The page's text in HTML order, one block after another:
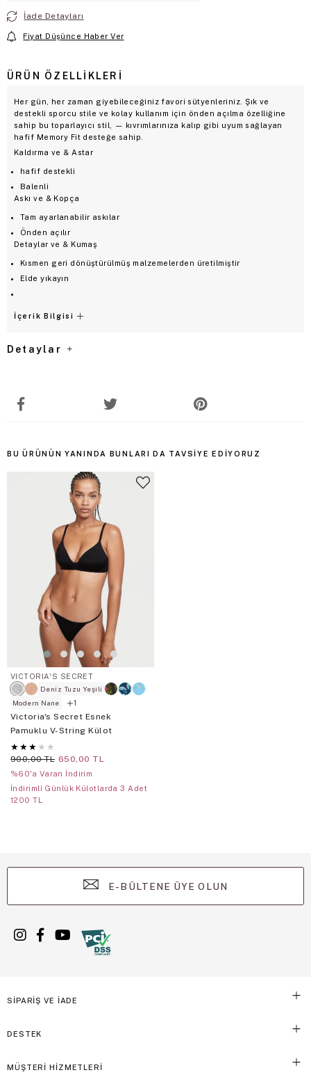
İade Detayları
Fiyat Düşünce Haber Ver
ÜRÜN ÖZELLIKLERI
Her gün, her zaman giyebileceğiniz favori sütyenleriniz. Şık ve
destekli sporcu stile ve kolay kullanım için önden açılma özelliğine
sahip bu toparlayıcı stil, — kıvrımlarınıza kalıp gibi uyum sağlayan
hafif Memory Fit desteğe sahip.
Kaldırma ve & Astar
hafif destekli
Balenli
Askı ve & Kopça
Tam ayarlanabilir askılar
Önden açılır
Detaylar ve & Kumaş
Kısmen geri dönüştürülmüş malzemelerden üretilmiştir
Elde yıkayın
İçerik Bilgisi
Detaylar
BU ÜRÜNÜN YANINDA BUNLARI DA TAVSIYE EDIYORUZ
VICTORIA'S SECRET
Deniz Tuzu Yeşili
Modern Nane
1
Victoria's Secret Esnek
Pamuklu V-String Külot
★ ★ ★ ★ ★
900,00 TL 650,00 TL
%60'a Varan İndirim
İndirimli Günlük Külotlarda 3 Adet
1200 TL
E-BÜLTENE ÜYE OLUN
SİPARİŞ VE İADE
DESTEK
MÜŞTERİ HİZMETLERİ